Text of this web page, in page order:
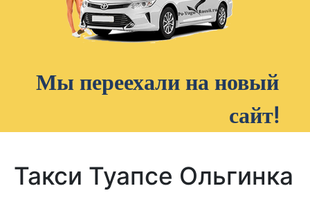
Мы переехали на новый
сайт!
Такси Туапсе Ольгинка